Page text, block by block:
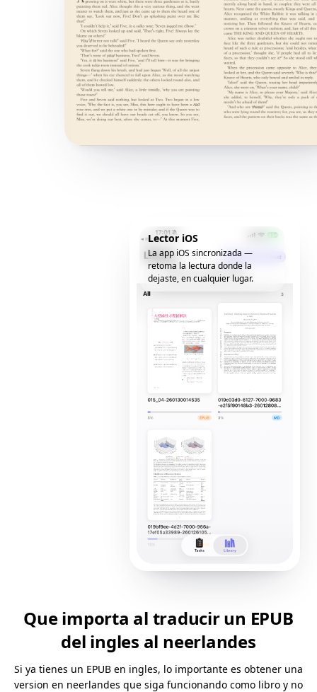
Lector iOS
La app iOS sincronizada —
retoma la lectura donde la
dejaste, en cualquier lugar.
Que importa al traducir un EPUB
del ingles al neerlandes
Si ya tienes un EPUB en ingles, lo importante es obtener una
version en neerlandes que siga funcionando como libro y no